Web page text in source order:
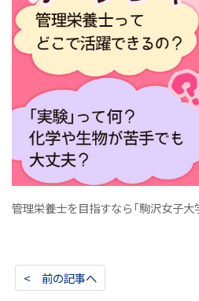
管理栄養士を目指すなら「駒沢女子大
< 前の記事へ